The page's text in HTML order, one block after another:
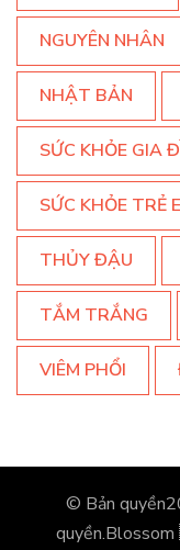
NGUYÊN NHÂN
NHẬT BẢN
SỨC KHỎE GIA
SỨC KHỎE TRẺ
THỦY ĐẬU
TẮM TRẮNG
VIÊM PHỔI
© Bản
quyền.